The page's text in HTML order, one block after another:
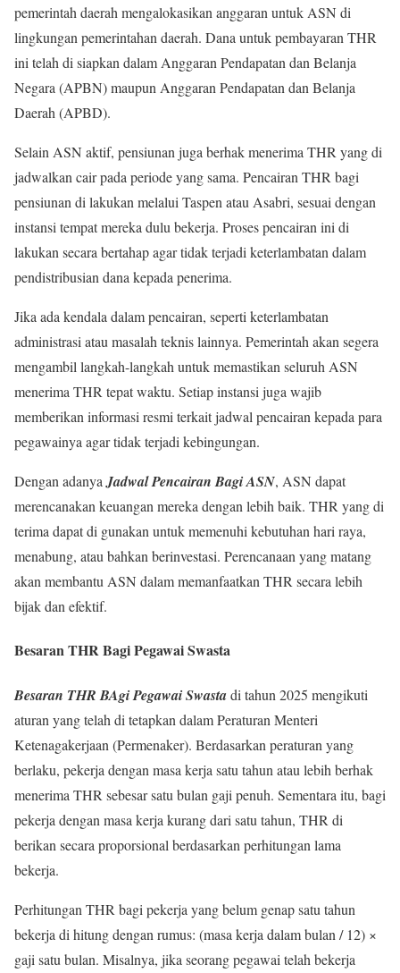
pemerintah daerah mengalokasikan anggaran untuk ASN di
lingkungan pemerintahan daerah. Dana untuk pembayaran THR
ini telah di siapkan dalam Anggaran Pendapatan dan Belanja
Negara (APBN) maupun Anggaran Pendapatan dan Belanja
Daerah (APBD).
Selain ASN aktif, pensiunan juga berhak menerima THR yang di
jadwalkan cair pada periode yang sama. Pencairan THR bagi
pensiunan di lakukan melalui Taspen atau Asabri, sesuai dengan
instansi tempat mereka dulu bekerja. Proses pencairan ini di
lakukan secara bertahap agar tidak terjadi keterlambatan dalam
pendistribusian dana kepada penerima.
Jika ada kendala dalam pencairan, seperti keterlambatan
administrasi atau masalah teknis lainnya. Pemerintah akan segera
mengambil langkah-langkah untuk memastikan seluruh ASN
menerima THR tepat waktu. Setiap instansi juga wajib
memberikan informasi resmi terkait jadwal pencairan kepada para
pegawainya agar tidak terjadi kebingungan.
Dengan adanya Jadwal Pencairan Bagi ASN, ASN dapat
merencanakan keuangan mereka dengan lebih baik. THR yang di
terima dapat di gunakan untuk memenuhi kebutuhan hari raya,
menabung, atau bahkan berinvestasi. Perencanaan yang matang
akan membantu ASN dalam memanfaatkan THR secara lebih
bijak dan efektif.
Besaran THR Bagi Pegawai Swasta
Besaran THR BAgi Pegawai Swastadi tahun 2025 mengikuti
aturan yang telah di tetapkan dalam Peraturan Menteri
Ketenagakerjaan (Permenaker). Berdasarkan peraturan yang
berlaku, pekerja dengan masa kerja satu tahun atau lebih berhak
menerima THR sebesar satu bulan gaji penuh. Sementara itu, bagi
pekerja dengan masa kerja kurang dari satu tahun, THR di
berikan secara proporsional berdasarkan perhitungan lama
bekerja.
Perhitungan THR bagi pekerja yang belum genap satu tahun
bekerja di hitung dengan rumus: (masa kerja dalam bulan / 12) ×
gaji satu bulan. Misalnya, jika seorang pegawai telah bekerja